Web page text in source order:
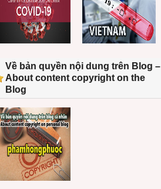
Về bản quyền nội dung trên Blog –
About content copyright on the
Blog